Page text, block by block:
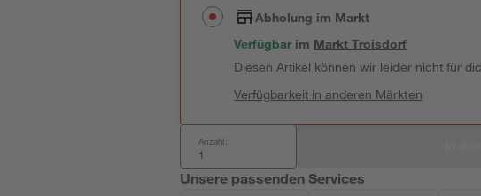
Abholung im Markt
Verfügbar im MarktTroisdorf
Diesen Artikel können wir leider nicht für
Verfügbarkeit in anderen Märkten
Anzahl:
Unsere passenden Services